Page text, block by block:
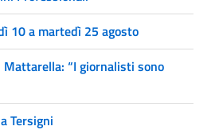
10 a martedì 25 agosto
“I giornalisti sono
Tersigni